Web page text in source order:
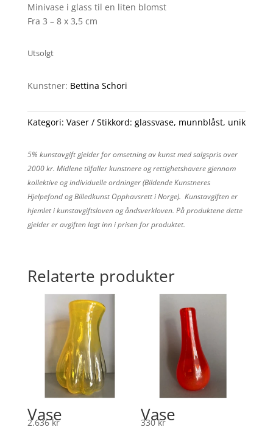
Minivase i glass til en liten blomst
Fra 3 – 8 x 3,5 cm
Utsolgt
Kunstner: Bettina Schori
Kategori: Vaser Stikkord: glassvase, munnblåst, unik
5% kunstavgift gjelder for omsetning av kunst med salgspris over
2000 kr. Midlene tilfaller kunstnere og rettighetshavere gjennom
kollektive og individuelle ordninger (Bildende Kunstneres
Hjelpefond og Billedkunst Opphavsrett i Norge). Kunstavgiften er
hjemlet i kunstavgiftsloven og åndsverkloven. På produktene dette
gjelder er avgiften lagt inn i prisen for produktet.
Relaterte produkter
Vase
2.636kr Vase
330kr